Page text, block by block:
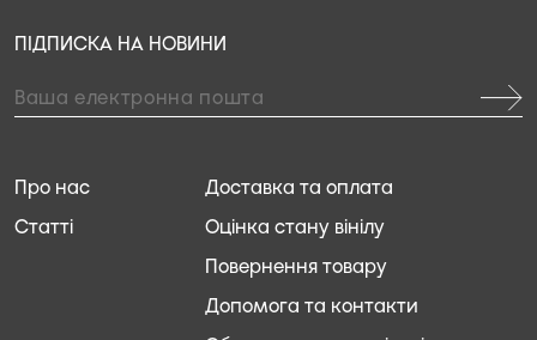
Доставка та оплата
Оцінка стану вінілу
Повернення товару
Допомога та контакти
Про нас
Статті
ПІДПИСКА НА НОВИНИ